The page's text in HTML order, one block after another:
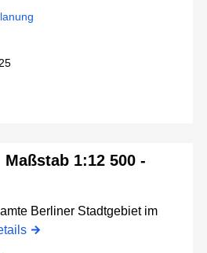
1:12 500 -
Berliner Stadtgebiet im